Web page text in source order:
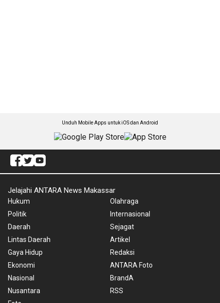
Unduh Mobile Apps untuk iOS dan Android
Jelajahi ANTARA News Makassar
Hukum
Politik
Daerah
Lintas Daerah
Gaya Hidup
Ekonomi
Nasional
Nusantara
Olahraga
Internasional
Sejagat
Artikel
Redaksi
ANTARA Foto
BrandA
RSS